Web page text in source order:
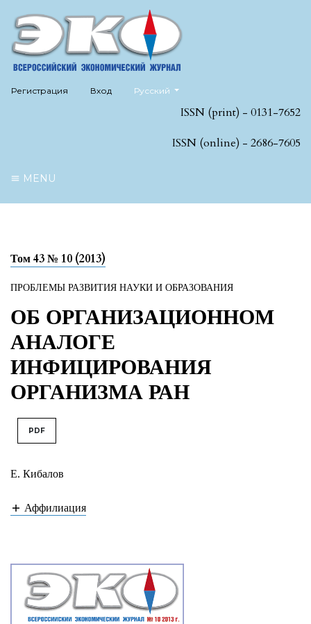
Регистрация Вход Русский
ISSN (print) - 0131-7652
ISSN (online) - 2686-7605
MENU
Том 43 № 10 (2013)
ПРОБЛЕМЫ РАЗВИТИЯ НАУКИ И ОБРАЗОВАНИЯ
ОБ ОРГАНИЗАЦИОННОМ
АНАЛОГЕ
ИНФИЦИРОВАНИЯ
ОРГАНИЗМА РАН
PDF
Е. Кибалов
Аффилиация